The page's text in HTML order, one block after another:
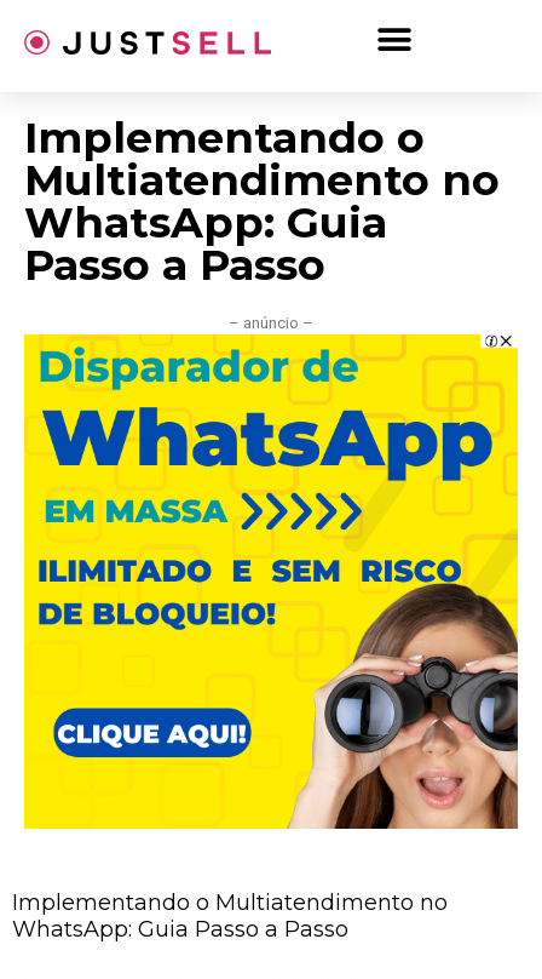
para
Implementando o
Multiatendimento no
WhatsApp: Guia
Passo a Passo
– anúncio –
Implementando o Multiatendimento no
WhatsApp: Guia Passo a Passo